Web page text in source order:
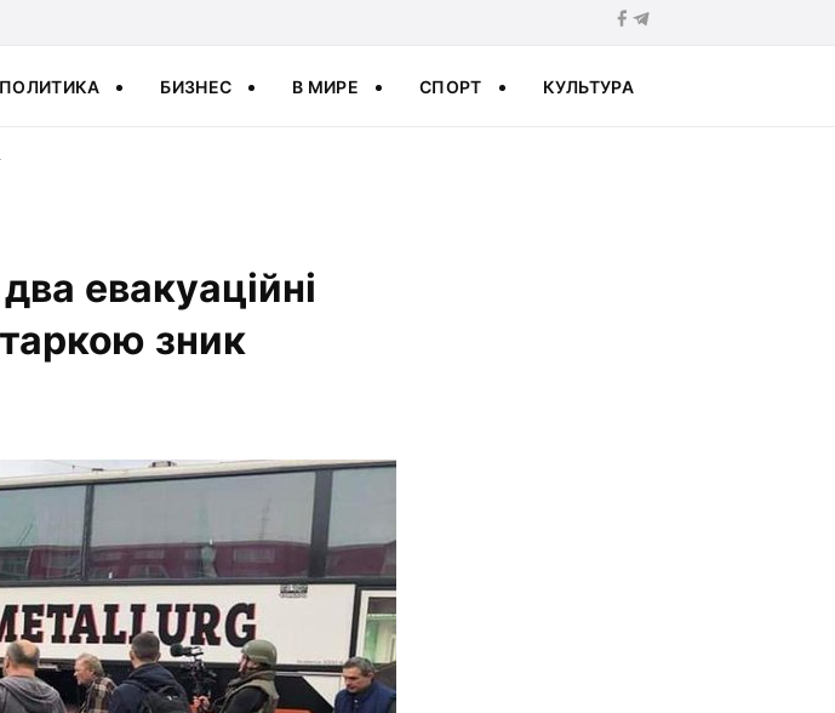
ПОЛИТИКА БИЗНЕС В МИРЕ СПОРТ КУЛЬТУРА
евакуаційні
зник